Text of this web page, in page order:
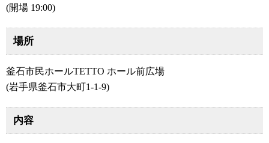
(開場 19:00)
場所
釜石市民ホールTETTO ホール前広場
(岩手県釜石市大町1-1-9)
内容